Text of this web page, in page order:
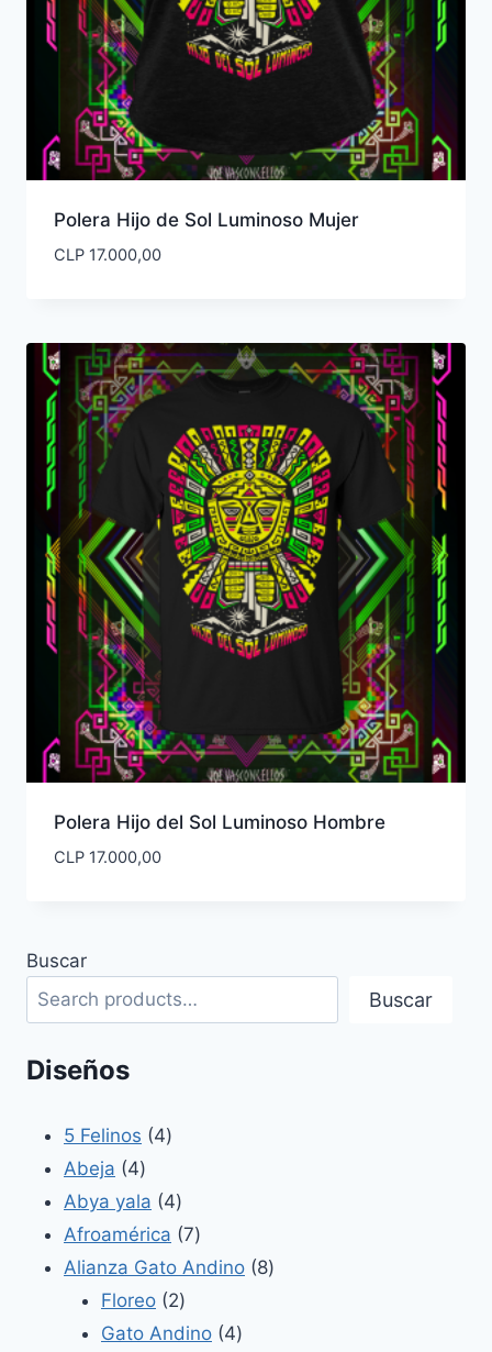
Polera Hijo de Sol Luminoso Mujer
CLP17.000,00
Polera Hijo del Sol Luminoso Hombre
CLP17.000,00
Buscar
Buscar
Diseños
5 Felinos 44
Abeja 44
productos
Abya yala 44
productos
Afroamérica 77
productos
Alianza Gato Andino 88
Floreo 22
productos
Gato Andino 44